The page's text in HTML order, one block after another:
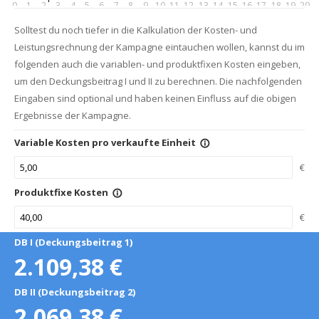
0 1 2 3 4 5 6 7 8 9 10 11 12 13 14 15 16 17 18 19 20
Solltest du noch tiefer in die Kalkulation der Kosten- und
Leistungsrechnung der Kampagne eintauchen wollen, kannst du im
folgenden auch die variablen- und produktfixen Kosten eingeben,
um den Deckungsbeitrag I und II zu berechnen. Die nachfolgenden
Eingaben sind optional und haben keinen Einfluss auf die obigen
Ergebnisse der Kampagne.
Variable Kosten pro verkaufte Einheit info_outline
€
DB I (Deckungsbeitrag 1)
2.109,38 €
Produktfixe Kosten info_outline
€
DB II (Deckungsbeitrag 2)